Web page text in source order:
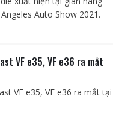
Auto Show 2021.
VF e35, VF e36 ra mắt
VF e35, VF e36 ra mắt tại